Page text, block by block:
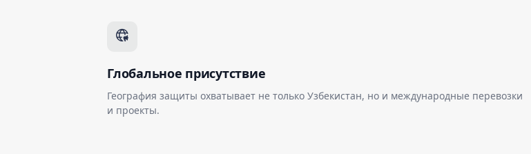
Глобальное присутствие
География защиты охватывает не только Узбекистан, но и международные перевозки
и проекты.